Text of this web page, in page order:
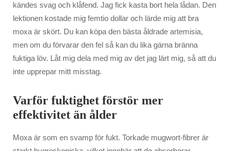
kändes svag och klåfend. Jag fick kasta bort hela lådan. Den
lektionen kostade mig femtio dollar och lärde mig att bra
moxa är skört. Du kan köpa den bästa åldrade artemisia,
men om du förvarar den fel så kan du lika gärna bränna
fuktiga löv. Låt mig dela med mig av det jag lärt mig, så att du
inte upprepar mitt misstag.
Varför fuktighet förstör mer
effektivitet än ålder
Moxa är som en svamp för fukt. Torkade mugwort-fibrer är